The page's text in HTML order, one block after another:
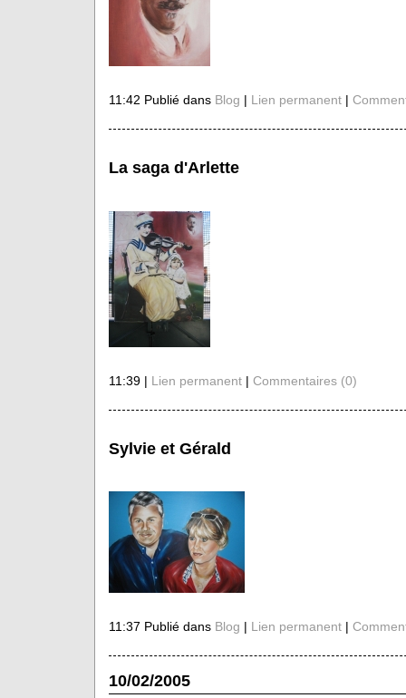
11:42 Publié dans Blog | Lien permanent|
La saga d'Arlette
11:39 | Lien permanent| Commentaires (0)
Sylvie et Gérald
11:37 Publié dans Blog | Lien permanent|
10/02/2005